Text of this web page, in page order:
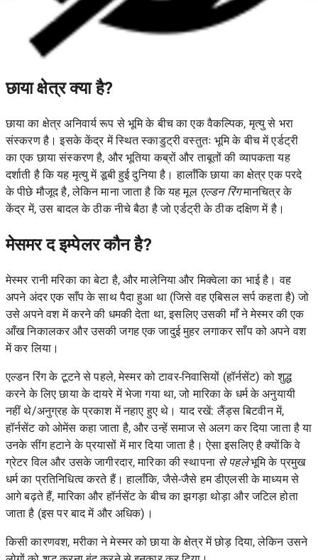
छाया क्षेत्र क्या है?
छाया का क्षेत्र अनिवार्य रूप से भूमि के बीच का एक वैकल्पिक, मृत्यु से भरा
संस्करण है। इसके केंद्र में स्थित स्काडुट्री वस्तुतः भूमि के बीच में एर्डट्री
का एक छाया संस्करण है, और भूतिया कब्रों और ताबूतों की व्यापकता यह
दर्शाती है कि यह मृत्यु में डूबी हुई दुनिया है। हालाँकि छाया का क्षेत्र एक परदे
के पीछे मौजूद है, लेकिन माना जाता है कि यह मूल एल्डन रिंगमानचित्र के
केंद्र में, उस बादल के ठीक नीचे बैठा है जो एर्डट्री के ठीक दक्षिण में है।
मेसमर द इम्पेलर कौन है?
मेस्मर रानी मरिका का बेटा है, और मालेनिया और मिक्वेला का भाई है। वह
अपने अंदर एक साँप के साथ पैदा हुआ था (जिसे वह एबिसल सर्प कहता है) जो
उसे अपने वश में करने की धमकी देता था, इसलिए उसकी माँ ने मेस्मर की एक
आँख निकालकर और उसकी जगह एक जादुई मुहर लगाकर साँप को अपने वश
में कर लिया।
एल्डन रिंग के टूटने से पहले, मेस्मर को टावर-निवासियों (हॉर्नसेंट) को शुद्ध
करने के लिए छाया के दायरे में भेजा गया था, जो मारिका के धर्म के अनुयायी
नहीं थे/अनुग्रह के प्रकाश में नहाए हुए थे। याद रखें: लैंड्स बिटवीन में,
हॉर्नसेंट को ओमेंस कहा जाता है, और उन्हें समाज से अलग कर दिया जाता है या
उनके सींग हटाने के प्रयासों में मार दिया जाता है। ऐसा इसलिए है क्योंकि वे
ग्रेटर विल और उसके जागीरदार, मारिका की स्थापना से पहलेभूमि के प्रमुख
धर्म का प्रतिनिधित्व करते हैं। हालाँकि, जैसे-जैसे हम डीएलसी के माध्यम से
आगे बढ़ते हैं, मारिका और हॉर्नसेंट के बीच का झगड़ा थोड़ा और जटिल होता
जाता है (इस पर बाद में और अधिक)।
किसी कारणवश, मरीका ने मेस्मर को छाया के क्षेत्र में छोड़ दिया, लेकिन उसने